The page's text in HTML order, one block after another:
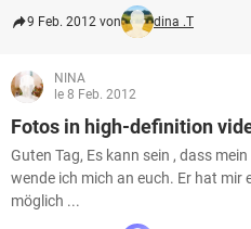
9 Feb. 2012 von dina .T
NINA
le 8 Feb. 2012
Fotos in high-definition
Guten Tag, Es kann sein , dass
wende ich mich an euch. Er hat mir
möglich ...